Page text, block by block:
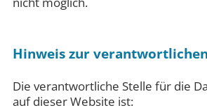
Hinweis zur
Die verantwortliche Stelle für die
auf dieser Website ist: